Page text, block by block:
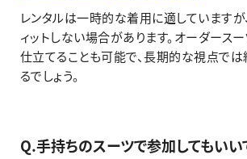
レンタルは一時的な着用に適しています
ィットしない場合があります。オーダース
仕立てることも可能で、長期的な視点で
るでしょう。
Q.手持ちのスーツで参加してもいい